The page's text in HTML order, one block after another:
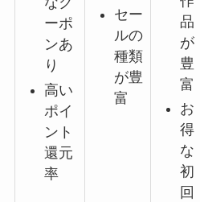
ーポ
ンあ
り
高い
ポイ
ント
還元
率
セー
ルの
種類
が豊
富
品
が
豊
富
お
得
な
初
回